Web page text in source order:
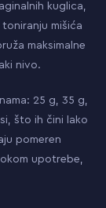
kuglica,
mišića
maksimalne
nivo.
25 g, 35 g,
što ih čini lako
pomeren
upotrebe,